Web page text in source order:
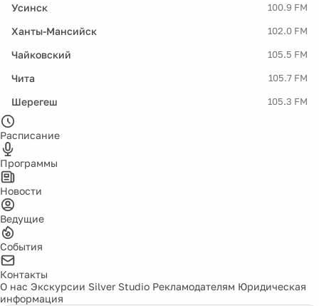
Усинск 100.9 FM
Ханты-Мансийск 102.0 FM
Чайковский 105.5 FM
Чита 105.7 FM
Шерегеш 105.3 FM
Расписание
Программы
Новости
Ведущие
События
Контакты
О нас Экскурсии Silver Studio Рекламодателям Юридическая
информация